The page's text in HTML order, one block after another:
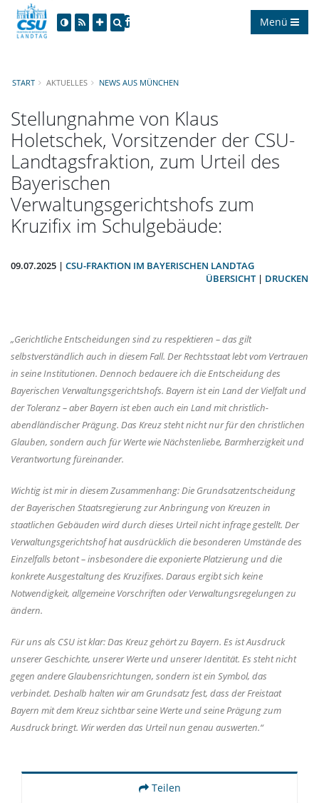
Menü
START AKTUELLES NEWS AUS MÜNCHEN
Stellungnahme von Klaus
Holetschek, Vorsitzender der CSU-
Landtagsfraktion, zum Urteil des
Bayerischen
Verwaltungsgerichtshofs zum
Kruzifix im Schulgebäude:
09.07.2025 | CSU-FRAKTION IM BAYERISCHEN LANDTAG
ÜBERSICHT| DRUCKEN
Gerichtliche Entscheidungen sind zu respektieren – das gilt
selbstverständlich auch in diesem Fall. Der Rechtsstaat lebt vom Vertrauen
in seine Institutionen. Dennoch bedauere ich die Entscheidung des
Bayerischen Verwaltungsgerichtshofs. Bayern ist ein Land der Vielfalt und
der Toleranz – aber Bayern ist eben auch ein Land mit christlich-
abendländischer Prägung. Das Kreuz steht nicht nur für den christlichen
Glauben, sondern auch für Werte wie Nächstenliebe, Barmherzigkeit und
Verantwortung füreinander.
Wichtig ist mir in diesem Zusammenhang: Die Grundsatzentscheidung
der Bayerischen Staatsregierung zur Anbringung von Kreuzen in
staatlichen Gebäuden wird durch dieses Urteil nicht infrage gestellt. Der
Verwaltungsgerichtshof hat ausdrücklich die besonderen Umstände des
Einzelfalls betont – insbesondere die exponierte Platzierung und die
konkrete Ausgestaltung des Kruzifixes. Daraus ergibt sich keine
Notwendigkeit, allgemeine Vorschriften oder Verwaltungsregelungen zu
ändern.
Für uns als CSU ist klar: Das Kreuz gehört zu Bayern. Es ist Ausdruck
unserer Geschichte, unserer Werte und unserer Identität. Es steht nicht
gegen andere Glaubensrichtungen, sondern ist ein Symbol, das
verbindet. Deshalb halten wir am Grundsatz fest, dass der Freistaat
Bayern mit dem Kreuz sichtbar seine Werte und seine Prägung zum
Ausdruck bringt. Wir werden das Urteil nun genau auswerten.“
Teilen